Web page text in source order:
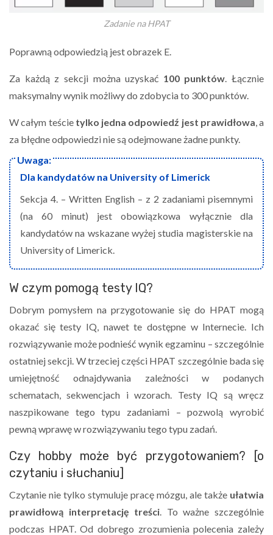
Zadanie na HPAT
Poprawną odpowiedzią jest obrazek E.
Za każdą z sekcji można uzyskać 100 punktów. Łącznie
maksymalny wynik możliwy do zdobycia to 300 punktów.
W całym teście tylko jedna odpowiedź jest prawidłowa, a
za błędne odpowiedzi nie są odejmowane żadne punkty.
Dla kandydatów na University of Limerick
Sekcja 4. – Written English – z 2 zadaniami pisemnymi
(na 60 minut) jest obowiązkowa wyłącznie dla
kandydatów na wskazane wyżej studia magisterskie na
University of Limerick.
W czym pomogą testy IQ?
Dobrym pomysłem na przygotowanie się do HPAT mogą
okazać się testy IQ, nawet te dostępne w Internecie. Ich
rozwiązywanie może podnieść wynik egzaminu – szczególnie
ostatniej sekcji. W trzeciej części HPAT szczególnie bada się
umiejętność odnajdywania zależności w podanych
schematach, sekwencjach i wzorach. Testy IQ są wręcz
naszpikowane tego typu zadaniami – pozwolą wyrobić
pewną wprawę w rozwiązywaniu tego typu zadań.
Czy hobby może być przygotowaniem? [o
czytaniu i słuchaniu]
Czytanie nie tylko stymuluje pracę mózgu, ale także ułatwia
prawidłową interpretację treści. To ważne szczególnie
podczas HPAT. Od dobrego zrozumienia polecenia zależy